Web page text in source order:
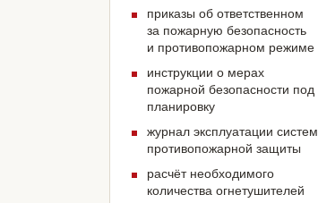
приказы об ответственном
за пожарную безопасность
и противопожарном режиме
инструкции о мерах
пожарной безопасности под
планировку
журнал эксплуатации систем
противопожарной защиты
расчёт необходимого
количества огнетушителей